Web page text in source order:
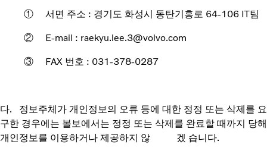
① 서면 주소 : 경기도 화성시 동탄기흥로 64-106 IT팀
② E-mail : raekyu.lee.3@volvo.com
③ FAX 번호 : 031-378-0287
다. 정보주체가 개인정보의 오류 등에 대한 정정 또는 삭제를 요
구한 경우에는 볼보에서는 정정 또는 삭제를 완료할 때까지 당해
개인정보를 이용하거나 제공하지 않 겠 습니다.